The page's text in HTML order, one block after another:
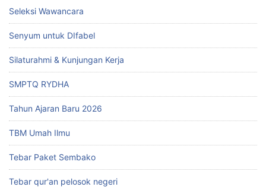
Seleksi Wawancara
Senyum untuk DIfabel
Silaturahmi & Kunjungan Kerja
SMPTQ RYDHA
Tahun Ajaran Baru 2026
TBM Umah Ilmu
Tebar Paket Sembako
Tebar qur'an pelosok negeri